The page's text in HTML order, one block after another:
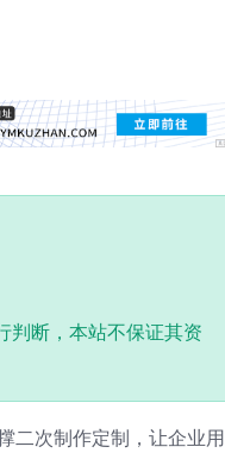
判断，本站不保证其资
二次制作定制，让企业用